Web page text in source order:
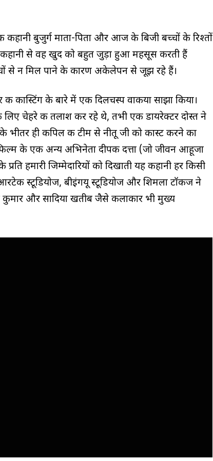
कहानी बुजुर्ग माता-पिता और आज के बिजी बच्चों के रिश्तों
कहानी से वह खुद को बहुत जुड़ा हुआ महसूस करती हैं
से न मिल पाने के कारण अकेलेपन से जूझ रहे हैं।
कास्टिंग के बारे में एक दिलचस्प वाकया साझा किया।
लिए चेहरे की तलाश कर रहे थे, तभी एक डायरेक्टर दोस्त ने
ही कपिल की टीम से नीतू जी को कास्ट करने का
के एक अन्य अभिनेता दीपक दत्ता (जो जीवन आहूजा
हमारी जिम्मेदारियों को दिखाती यह कहानी हर किसी
स्टूडियोज, बीइंगयू स्टूडियोज और शिमला टॉकीज ने
कुमार और सादिया खतीब जैसे कलाकार भी मुख्य